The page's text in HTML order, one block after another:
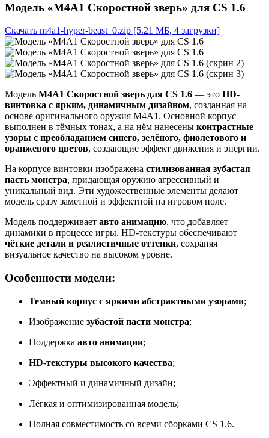
Модель «М4А1 Скоростной зверь» для CS 1.6
Скачать m4a1-hyper-beast_0.zip [5.21 МБ, 4 загрузки]
Модель М4А1 Скоростной зверь для CS 1.6 — это HD-
винтовка с ярким, динамичным дизайном, созданная на
основе оригинального оружия M4A1. Основной корпус
выполнен в тёмных тонах, а на нём нанесены контрастные
узоры с преобладанием синего, зелёного, фиолетового и
оранжевого цветов, создающие эффект движения и энергии.
На корпусе винтовки изображена стилизованная зубастая
пасть монстра, придающая оружию агрессивный и
уникальный вид. Эти художественные элементы делают
модель сразу заметной и эффектной на игровом поле.
Модель поддерживает авто анимацию, что добавляет
динамики в процессе игры. HD-текстуры обеспечивают
чёткие детали и реалистичные оттенки, сохраняя
визуальное качество на высоком уровне.
Особенности модели:
Темный корпус с яркими абстрактными узорами;
Изображение зубастой пасти монстра;
Поддержка авто анимации;
HD-текстуры высокого качества;
Эффектный и динамичный дизайн;
Лёгкая и оптимизированная модель;
Полная совместимость со всеми сборками CS 1.6.